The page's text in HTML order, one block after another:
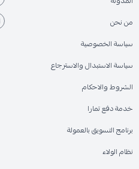
من نحن
سياسة الخصوصية
سياسة الاستبدال والاسترجاع
الشروط والاحكام
خدمة دفع تمارا
برنامج التسويق بالعمولة
نظام الولاء